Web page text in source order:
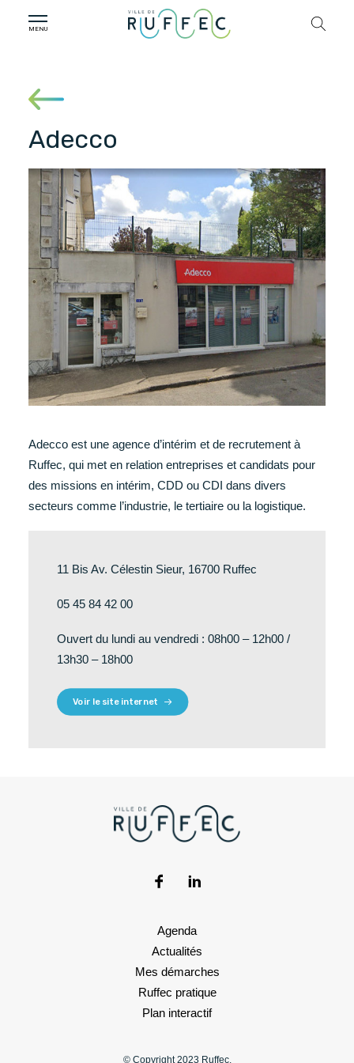
Adecco
Adecco est une agence d’intérim et de recrutement à
Ruffec, qui met en relation entreprises et candidats pour
des missions en intérim, CDD ou CDI dans divers
secteurs comme l’industrie, le tertiaire ou la logistique.
11 Bis Av. Célestin Sieur, 16700 Ruffec
05 45 84 42 00
Ouvert du lundi au vendredi : 08h00 – 12h00 /
13h30 – 18h00
Voir le site internet
Agenda
Actualités
Mes démarches
Ruffec pratique
Plan interactif
© Copyright 2023 Ruffec.